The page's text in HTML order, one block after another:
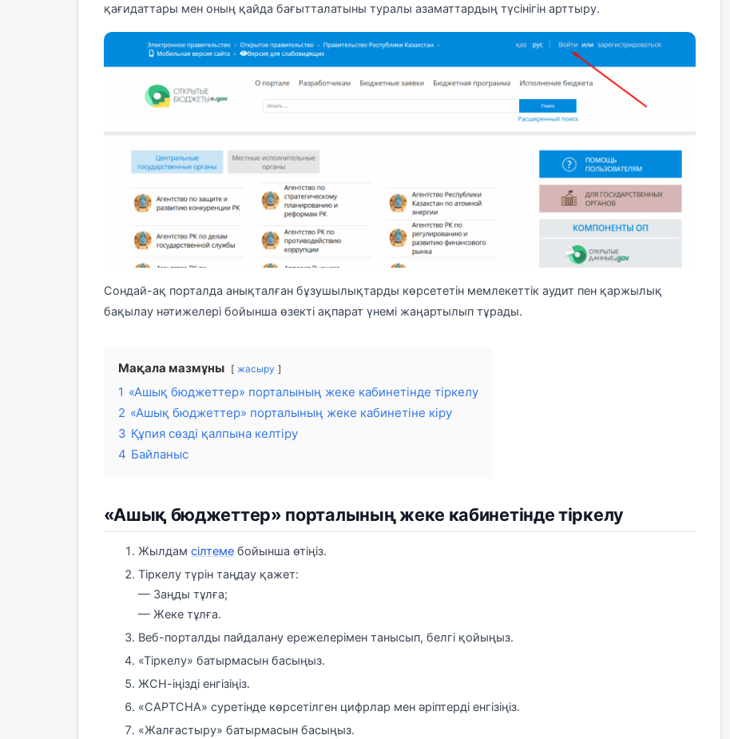
қағидаттары мен оның қайда бағытталатыны туралы азаматтардың түсінігін арттыру.
Сондай-ақ порталда анықталған бұзушылықтарды көрсететін мемлекеттік аудит пен қаржылық
бақылау нәтижелері бойынша өзекті ақпарат үнемі жаңартылып тұрады.
Мақала мазмұны жасыру
1 «Ашық бюджеттер» порталының жеке кабинетінде тіркелу
2 «Ашық бюджеттер» порталының жеке кабинетіне кіру
3 Құпия сөзді қалпына келтіру
4 Байланыс
«Ашық бюджеттер» порталының жеке кабинетінде тіркелу
Жылдам сілтеме бойынша өтіңіз.
Тіркелу түрін таңдау қажет:
— Заңды тұлға;
— Жеке тұлға.
Веб-порталды пайдалану ережелерімен танысып, белгі қойыңыз.
«Тіркелу» батырмасын басыңыз.
ЖСН-іңізді енгізіңіз.
«CAPTCHA» суретінде көрсетілген цифрлар мен әріптерді енгізіңіз.
«Жалғастыру» батырмасын басыңыз.